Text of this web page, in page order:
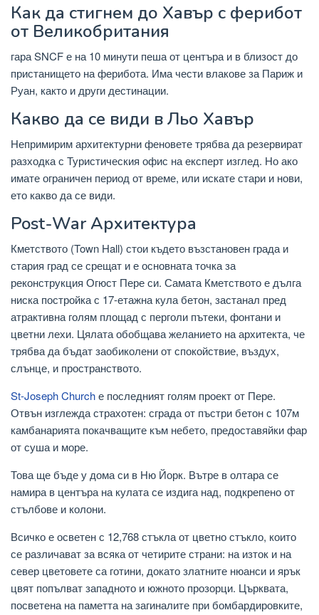
Как да стигнем до Хавър с ферибот
от Великобритания
гара SNCF е на 10 минути пеша от центъра и в близост до
пристанището на ферибота. Има чести влакове за Париж и
Руан, както и други дестинации.
Какво да се види в Льо Хавър
Непримирим архитектурни феновете трябва да резервират
разходка с Туристическия офис на експерт изглед. Но ако
имате ограничен период от време, или искате стари и нови,
ето какво да се види.
Post-War Архитектура
Кметството (Town Hall) стои където възстановен града и
стария град се срещат и е основната точка за
реконструкция Огюст Пере си. Самата Кметството е дълга
ниска постройка с 17-етажна кула бетон, застанал пред
атрактивна голям площад с перголи пътеки, фонтани и
цветни лехи. Цялата обобщава желанието на архитекта, че
трябва да бъдат заобиколени от спокойствие, въздух,
слънце, и пространството.
St-Joseph Churchе последният голям проект от Пере.
Отвън изглежда страхотен: сграда от пъстри бетон с 107м
камбанарията покачващите към небето, предоставяйки фар
от суша и море.
Това ще бъде у дома си в Ню Йорк. Вътре в олтара се
намира в центъра на кулата се издига над, подкрепено от
стълбове и колони.
Всичко е осветен с 12,768 стъкла от цветно стъкло, които
се различават за всяка от четирите страни: на изток и на
север цветовете са готини, докато златните нюанси и ярък
цвят попълват западното и южното прозорци. Църквата,
посветена на паметта на загиналите при бомбардировките,